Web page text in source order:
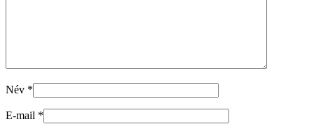
Név *
E-mail *